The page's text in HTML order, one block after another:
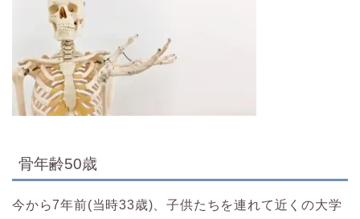
骨年齢50歳
今から7年前(当時33歳)、子供たちを連れて近くの大学